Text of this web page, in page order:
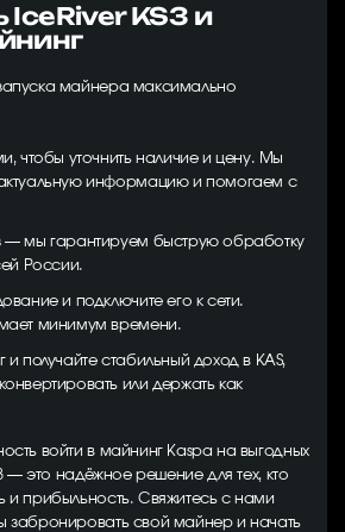
IceRiver KS3 и
майнера максимально
чтобы уточнить наличие и цену. Мы
информацию и помогаем с
— мы гарантируем быструю обработку
России.
и подключите его к сети.
минимум времени.
и получайте стабильный доход в KAS,
или держать как
войти в майнинг Kaspa на выгодных
— это надёжное решение для тех, кто
и прибыльность. Свяжитесь с нами
забронировать свой майнер и начать